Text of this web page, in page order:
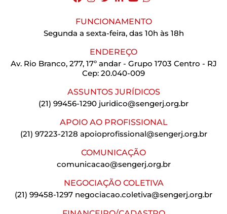
FUNCIONAMENTO
Segunda a sexta-feira, das 10h às 18h
ENDEREÇO
Av. Rio Branco, 277, 17º andar - Grupo 1703 Centro - RJ
Cep: 20.040-009
ASSUNTOS JURÍDICOS
(21) 99456-1290 juridico@sengerj.org.br
APOIO AO PROFISSIONAL
(21) 97223-2128 apoioprofissional@sengerj.org.br
COMUNICAÇÃO
comunicacao@sengerj.org.br
NEGOCIAÇÃO COLETIVA
(21) 99458-1297 negociacao.coletiva@sengerj.org.br